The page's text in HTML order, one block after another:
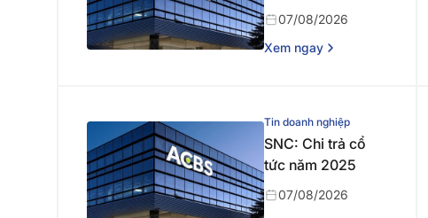
thường niên năm
2026
07/08/2026
Xem ngay
Tin doanh nghiệp
SNC: Chi trả cổ
tức năm 2025
07/08/2026